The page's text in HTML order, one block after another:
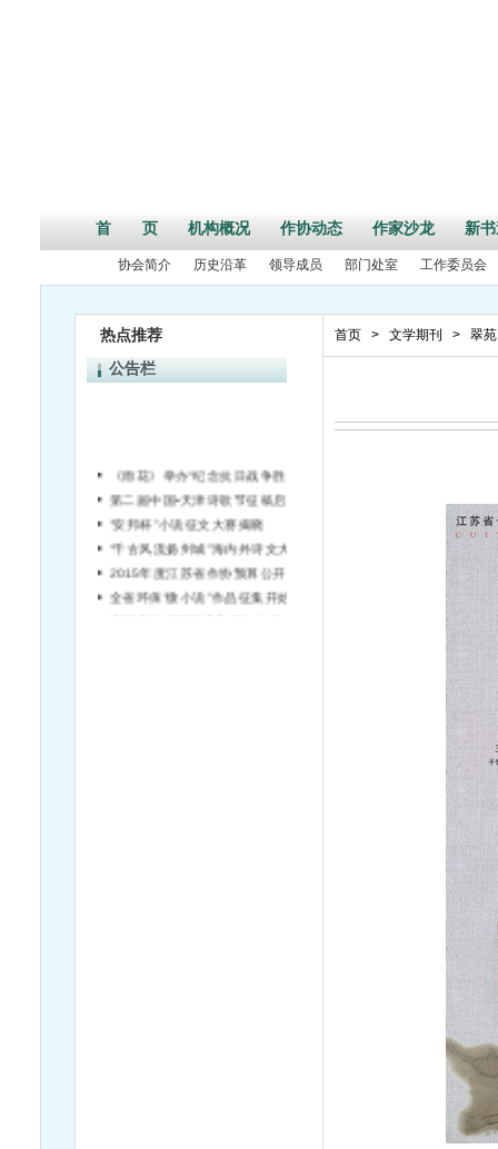
首 页 机构概况 作协动态 作家沙龙 新
协会简介 历史沿革 领导成员 部门处室 工作委员会
热点推荐
公告栏
第二届中国•天津诗歌节征稿启事
“安邦杯”小说征文大赛揭晓
首页 > 文学期刊 > 翠苑